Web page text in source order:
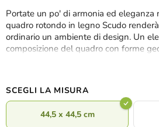
Portate un po' di armonia ed eleganza
quadro rotondo in legno Scudo
ordinario un ambiente di design. Un
composizione del quadro con forme
Il
SCEGLI LA MISURA
44,5 x 44,5 cm